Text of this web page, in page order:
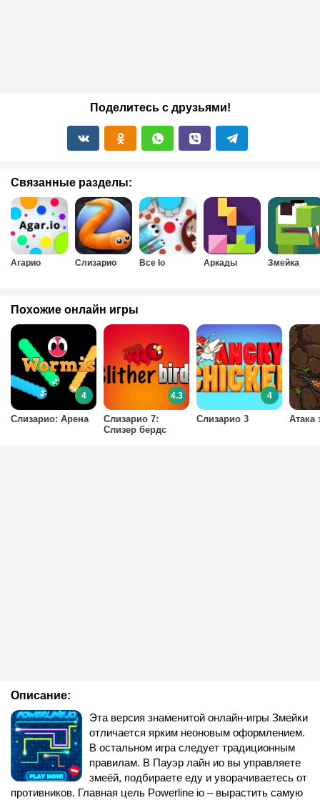
Поделитесь с друзьями!
Связанные разделы:
Агарио Слизарио Все Io Аркады Змейка
Описание:
Эта версия знаменитой онлайн-игры Змейки
отличается ярким неоновым оформлением.
В остальном игра следует традиционным
правилам. В Пауэр лайн ио вы управляете
змеёй, подбираете еду и уворачиваетесь от
противников. Главная цель Powerline io – вырастить самую
Похожие онлайн игры
Слизарио: Арена
4
Слизарио 7:
Слизер бердс
4.3
Слизарио 3
4
Атака